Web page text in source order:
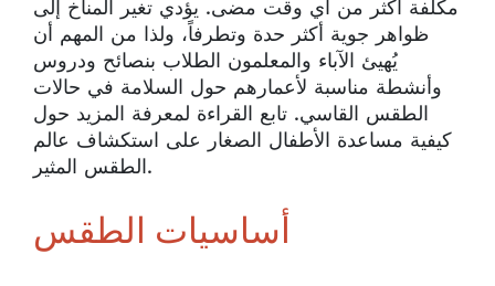
مكلفة أكثر من أي وقت مضى. يؤدي تغير المناخ إلى
ظواهر جوية أكثر حدة وتطرفاً، ولذا من المهم أن
يُهيئ الآباء والمعلمون الطلاب بنصائح ودروس
وأنشطة مناسبة لأعمارهم حول السلامة في حالات
الطقس القاسي. تابع القراءة لمعرفة المزيد حول
كيفية مساعدة الأطفال الصغار على استكشاف عالم
الطقس المثير.
أساسيات الطقس